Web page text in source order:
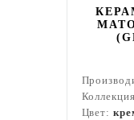
Цвет: